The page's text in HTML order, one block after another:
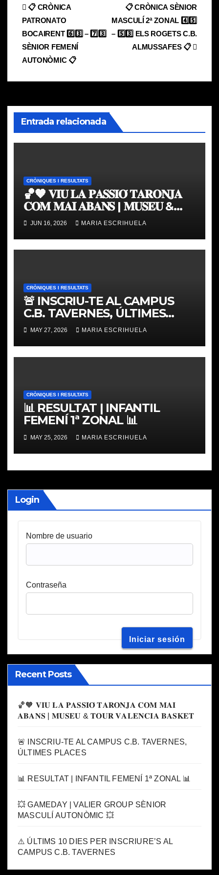
Navegación
de
entradas
📋 CRÒNICA SÈNIOR
MASCULÍ 2ª ZONAL 4️⃣5️⃣
– 5️⃣3️⃣ ELS ROGETS C.B.
ALMUSSAFES 📋
📋 CRÒNICA
PATRONATO
BOCAIRENT 6️⃣3️⃣ – 7️⃣3️⃣
SÈNIOR FEMENÍ
AUTONÒMIC 📋
Entrada relacionada
CRÒNIQUES I RESULTATS
🏀🧡 𝐕𝐈𝐔 𝐋𝐀 𝐏𝐀𝐒𝐒𝐈𝐎́ 𝐓𝐀𝐑𝐎𝐍𝐉𝐀
𝐂𝐎𝐌 𝐌𝐀𝐈 𝐀𝐁𝐀𝐍𝐒 | 𝐌𝐔𝐒𝐄𝐔 &
𝐓𝐎𝐔𝐑 𝐕𝐀𝐋𝐄𝐍𝐂𝐈𝐀 𝐁𝐀𝐒𝐊𝐄𝐓
JUN 16, 2026 MARIA ESCRIHUELA
CRÒNIQUES I RESULTATS
🚨 INSCRIU-TE AL CAMPUS
C.B. TAVERNES, ÚLTIMES
PLACES
MAY 27, 2026 MARIA ESCRIHUELA
CRÒNIQUES I RESULTATS
📊 RESULTAT | INFANTIL
FEMENÍ 1ª ZONAL 📊
MAY 25, 2026 MARIA ESCRIHUELA
Login
Nombre de usuario
Contraseña
Recent Posts
🏀🧡 𝐕𝐈𝐔 𝐋𝐀 𝐏𝐀𝐒𝐒𝐈𝐎́ 𝐓𝐀𝐑𝐎𝐍𝐉𝐀 𝐂𝐎𝐌 𝐌𝐀𝐈
𝐀𝐁𝐀𝐍𝐒 | 𝐌𝐔𝐒𝐄𝐔 & 𝐓𝐎𝐔𝐑 𝐕𝐀𝐋𝐄𝐍𝐂𝐈𝐀 𝐁𝐀𝐒𝐊𝐄𝐓
🚨 INSCRIU-TE AL CAMPUS C.B. TAVERNES,
ÚLTIMES PLACES
📊 RESULTAT | INFANTIL FEMENÍ 1ª ZONAL 📊
💥 GAMEDAY | VALIER GROUP SÈNIOR
MASCULÍ AUTONÒMIC 💥
⚠️ ÚLTIMS 10 DIES PER INSCRIURE’S AL
CAMPUS C.B. TAVERNES